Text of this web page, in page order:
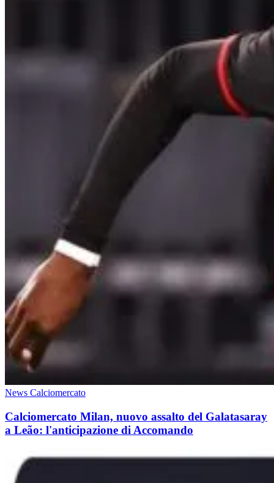
News Calciomercato
Calciomercato Milan, nuovo assalto del Galatasaray
a Leão: l'anticipazione di Accomando